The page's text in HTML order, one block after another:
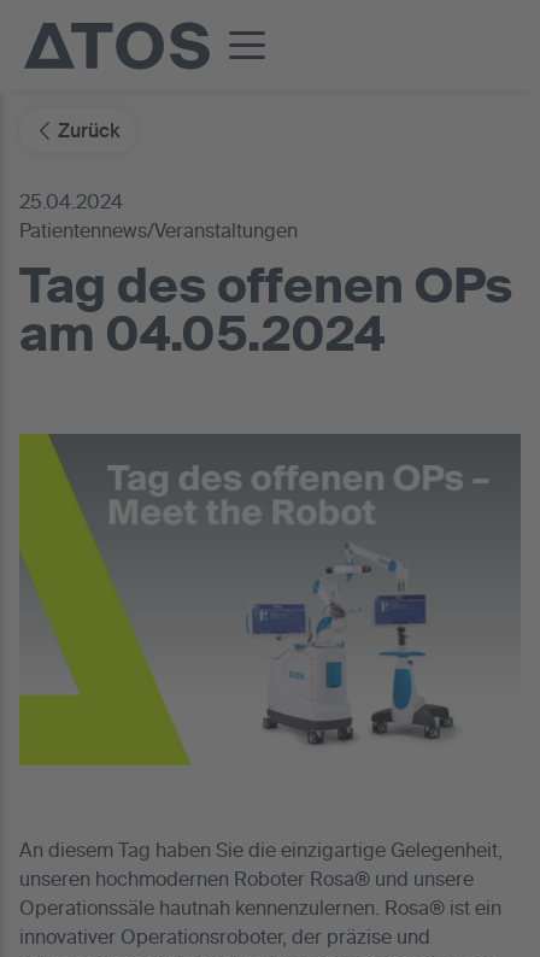
Zurück
25.04.2024
Patientennews/Veranstaltungen
Tag des offenen OPs
am 04.05.2024
An diesem Tag haben Sie die einzigartige Gelegenheit,
unseren hochmodernen Roboter Rosa® und unsere
Operationssäle hautnah kennenzulernen. Rosa® ist ein
innovativer Operationsroboter, der präzise und